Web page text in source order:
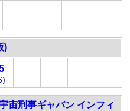
)
宙刑事ギャバン インフィ